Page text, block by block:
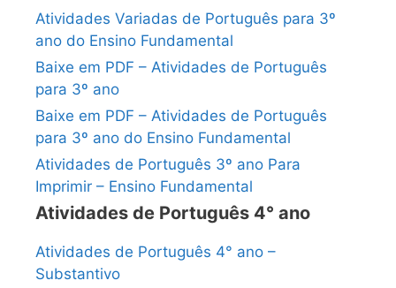
Atividades Variadas de Português para 3º
ano do Ensino Fundamental
Baixe em PDF – Atividades de Português
para 3º ano
Baixe em PDF – Atividades de Português
para 3º ano do Ensino Fundamental
Atividades de Português 3º ano Para
Imprimir – Ensino Fundamental
Atividades de Português 4° ano
Atividades de Português 4° ano –
Substantivo